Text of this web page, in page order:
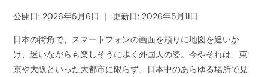
公開日: 2026年5月6日 ｜更新日: 2026年5月11日
日本の街角で、スマートフォンの画面を頼りに地図を追いか
け、迷いながらも楽しそうに歩く外国人の姿。今やそれは、東
京や大阪といった大都市に限らず、日本中のあらゆる場所で見